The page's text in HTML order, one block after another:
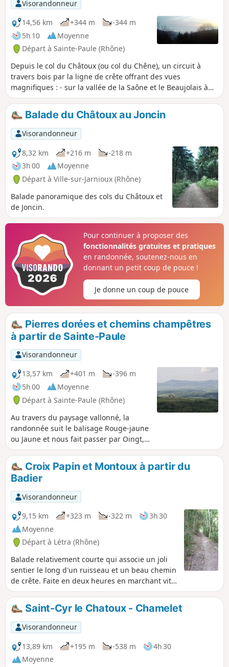
Visorandonneur
14,56 km
+344 m
-344 m
5h 10
Moyenne
Départ à Sainte-Paule (Rhône)
Depuis le col du Châtoux (ou col du Chêne), un circuit à
travers bois par la ligne de crête offrant des vues
magnifiques : - sur la vallée de la Saône et le Beaujolais à
l'Est, - sur la vallée de l'Azergues à l'Ouest.
Balade du Châtoux au Joncin
Visorandonneur
8,32 km
+216 m
-218 m
3h 00
Moyenne
Départ à Ville-sur-Jarnioux (Rhône)
Balade panoramique des cols du Châtoux et
de Joncin.
Pour continuer à proposer des
fonctionnalités gratuites et pratiques
en randonnée, soutenez-nous en
donnant un petit coup de pouce !
Je donne un coup de pouce
Pierres dorées et chemins champêtres
à partir de Sainte-Paule
Visorandonneur
13,57 km
+401 m
-396 m
5h 00
Moyenne
Départ à Sainte-Paule (Rhône)
Au travers du paysage vallonné, la
randonnée suit le balisage Rouge-jaune
ou Jaune et nous fait passer par Oingt,
joli village médiéval des pierres dorées,
à l'église romane et aux nombreuses
boutiques d'artisans. La randonnée se
déroule principalement sur sentiers,
chemins et petites routes peu
fréquentées, hormis la D116 qu’il faut
longer puis traverser après la descente
du Col du Chêne. La randonnée se
termine par une forte montée… garder
un peu de forces pour la fin.
Croix Papin et Montoux à partir du
Badier
Visorandonneur
9,15 km
+323 m -322 m
3h 30
Moyenne
Départ à Létra (Rhône)
Balade relativement courte qui associe un joli
sentier le long d'un ruisseau et un beau chemin
de crête. Faite en deux heures en marchant vite
par temps froid.
Saint-Cyr le Chatoux - Chamelet
Visorandonneur
13,89 km
+195 m -538 m
4h 30
Moyenne